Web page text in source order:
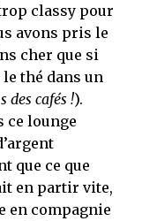
classy pour
avons pris le
cher que si
thé dans un
des cafés !).
ce lounge
que ce que
en partir vite,
en compagnie